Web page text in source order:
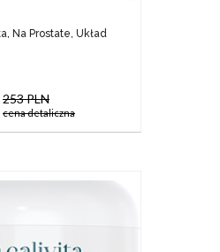
Na Prostate, Układ
253 PLN
cena detaliczna